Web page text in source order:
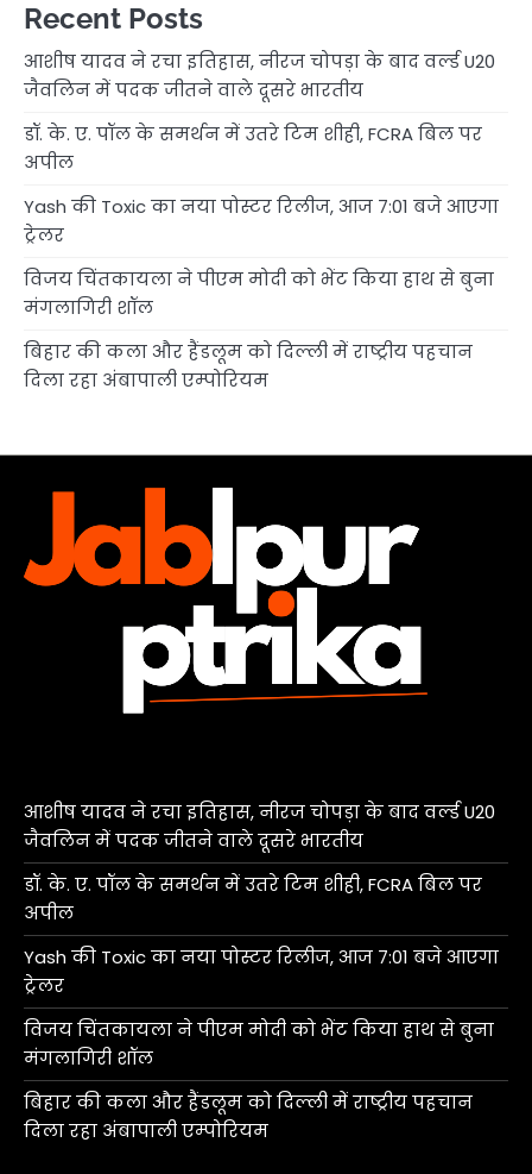
Recent Posts
आशीष यादव ने रचा इतिहास, नीरज चोपड़ा के बाद वर्ल्ड U20
जैवलिन में पदक जीतने वाले दूसरे भारतीय
डॉ. के. ए. पॉल के समर्थन में उतरे टिम शीही, FCRA बिल पर
अपील
Yash की Toxic का नया पोस्टर रिलीज, आज 7:01 बजे आएगा
ट्रेलर
विजय चिंतकायला ने पीएम मोदी को भेंट किया हाथ से बुना
मंगलागिरी शॉल
बिहार की कला और हैंडलूम को दिल्ली में राष्ट्रीय पहचान
दिला रहा अंबापाली एम्पोरियम
आशीष यादव ने रचा इतिहास, नीरज चोपड़ा के बाद वर्ल्ड U20
जैवलिन में पदक जीतने वाले दूसरे भारतीय
डॉ. के. ए. पॉल के समर्थन में उतरे टिम शीही, FCRA बिल पर
अपील
Yash की Toxic का नया पोस्टर रिलीज, आज 7:01 बजे आएगा
ट्रेलर
विजय चिंतकायला ने पीएम मोदी को भेंट किया हाथ से बुना
मंगलागिरी शॉल
बिहार की कला और हैंडलूम को दिल्ली में राष्ट्रीय पहचान
दिला रहा अंबापाली एम्पोरियम